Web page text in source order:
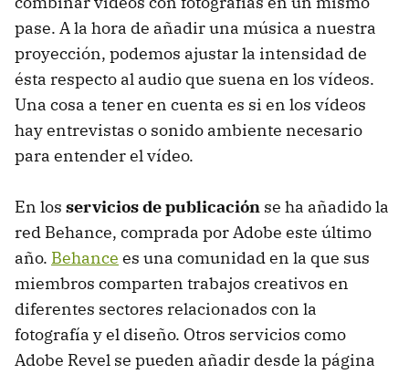
pase. A la hora de añadir una música a nuestra
proyección, podemos ajustar la intensidad de
ésta respecto al audio que suena en los vídeos.
Una cosa a tener en cuenta es si en los vídeos
hay entrevistas o sonido ambiente necesario
para entender el vídeo.
En los servicios de publicación se ha añadido la
red Behance, comprada por Adobe este último
año. Behance es una comunidad en la que sus
miembros comparten trabajos creativos en
diferentes sectores relacionados con la
fotografía y el diseño. Otros servicios como
Adobe Revel se pueden añadir desde la página